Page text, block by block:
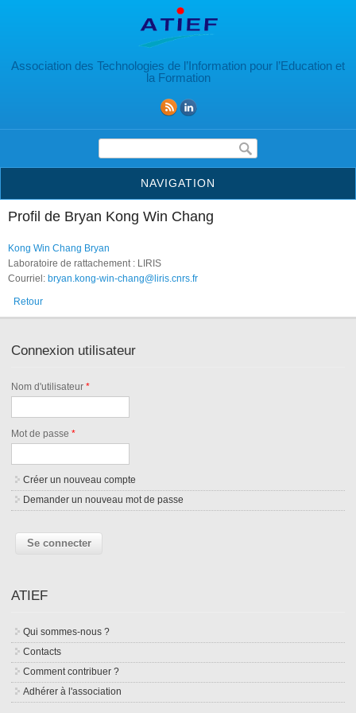
Association des Technologies de l’Information pour l’Education et
la Formation
Formulaire de recherche
NAVIGATION
Profil de Bryan Kong Win Chang
Kong Win Chang Bryan
Laboratoire de rattachement : LIRIS
Courriel: bryan.kong-win-chang@liris.cnrs.fr
Retour
Connexion utilisateur
Nom d'utilisateur*
Mot de passe*
Créer un nouveau compte
Demander un nouveau mot de passe
ATIEF
Qui sommes-nous ?
Contacts
Comment contribuer ?
Adhérer à l'association